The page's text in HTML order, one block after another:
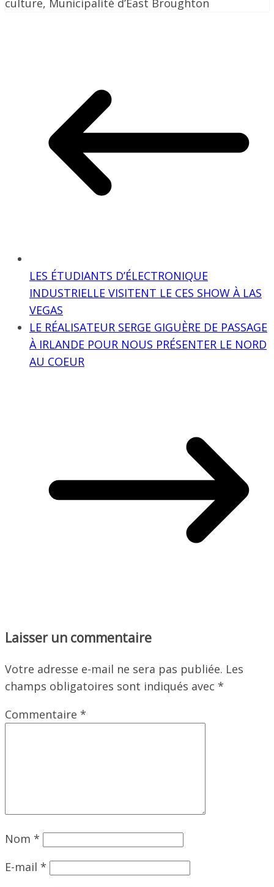
culture, Municipalité d’East Broughton
LES ÉTUDIANTS D’ÉLECTRONIQUE
INDUSTRIELLE VISITENT LE CES SHOW À LAS
VEGAS
LE RÉALISATEUR SERGE GIGUÈRE DE PASSAGE
À IRLANDE POUR NOUS PRÉSENTER LE NORD
AU COEUR
Laisser un commentaire
Votre adresse e-mail ne sera pas publiée. Les
champs obligatoires sont indiqués avec *
Commentaire *
Nom *
E-mail *